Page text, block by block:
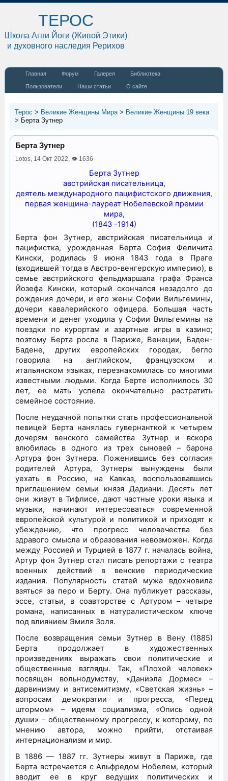
ТЕРОС
Школа Агни Йоги (Живой Этики)
и духовного наследия Рерихов
Главная Форум Галерея Библиотека
Пользователи Наши статьи О сайте
Терос > Великие Женщины Мира> Великие Женщины 19 века
> Берта Зутнер
Берта Зутнер
Lotos, 14 Окт 2022, 👁 1636
Берта Зутнер
австрийская писательница,
деятель международного пацифистского движения,
первая женщина-лауреат Нобелевской премии
мира,
(1843 -1914)
Берта фон Зутнер, австрийская писательница и
пацифистка, урожденная Берта София Феличита
Кински, родилась 9 июня 1843 года в Праге
(входившей тогда в Австро-венгерскую империю), в
семье австрийского фельдмаршала графа Франса
Йозефа Кински, который скончался незадолго до
рождения дочери, и его жены Софии Вильгемины,
дочери кавалерийского офицера. Большая часть
времени и денег уходила у Софии Вильгемины на
поездки по курортам и азартные игры в казино;
поэтому Берта росла в Париже, Венеции, Баден-
Бадене, других европейских городах, бегло
говорила на английском, французском и
итальянском языках, перезнакомилась со многими
известными людьми. Когда Берте исполнилось 30
лет, ее мать успела окончательно растратить
семейное состояние.
После неудачной попытки стать профессиональной
певицей Берта нанялась гувернанткой к четырем
дочерям венского семейства Зутнер и вскоре
влюбилась в одного из трех сыновей – барона
Артура фон Зутнера. Поженившись без согласия
родителей Артура, Зутнеры вынуждены были
уехать в Россию, на Кавказ, воспользовавшись
приглашением семьи князя Дадиани. Десять лет
они живут в Тифлисе, дают частные уроки языка и
музыки, начинают интересоваться современной
европейской культурой и политикой и приходят к
убеждению, что прогресс человечества без
здравого смысла и образования невозможен. Когда
между Россией и Турцией в 1877 г. началась война,
Артур фон Зутнер стал писать репортажи с театра
военных действий в венские периодические
издания. Популярность статей мужа вдохновила
взяться за перо и Берту. Она публикует рассказы,
эссе, статьи, в соавторстве с Артуром – четыре
романа, написанных в натуралистическом ключе
под влиянием Эмиля Золя.
После возвращения семьи Зутнер в Вену (1885)
Берта продолжает в художественных
произведениях выражать свои политические и
общественные взгляды. Так, «Плохой человек»
посвящен вольнодумству, «Даниэла Дормес» –
дарвинизму и антисемитизму, «Светская жизнь» –
вопросам демократии и прогресса, «Перед
штормом» – идеям социализма, «Опись одной
души» – общественному прогрессу, к которому, по
мнению автора, можно прийти, отстаивая
интернационализм и мир.
В 1886 — 1887 гг. Зутнеры живут в Париже, где
Берта встречается с Альфредом Нобелем, который
вводит ее в круг ведущих политических и